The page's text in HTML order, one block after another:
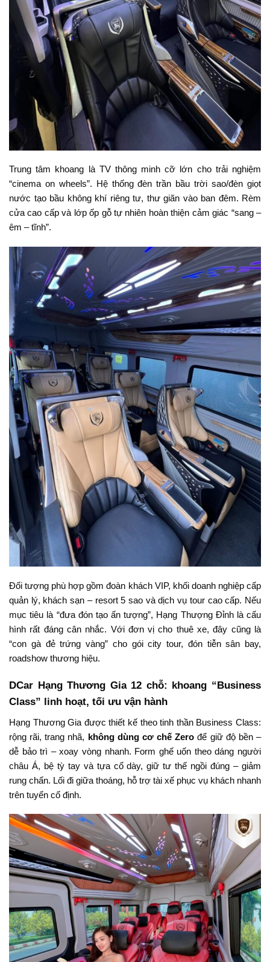
Trung tâm khoang là TV thông minh cỡ lớn cho trải nghiệm
“cinema on wheels”. Hệ thống đèn trần bầu trời sao/đèn giọt
nước tạo bầu không khí riêng tư, thư giãn vào ban đêm. Rèm
cửa cao cấp và lớp ốp gỗ tự nhiên hoàn thiện cảm giác “sang –
êm – tĩnh”.
Đối tượng phù hợp gồm đoàn khách VIP, khối doanh nghiệp cấp
quản lý, khách sạn – resort 5 sao và dịch vụ tour cao cấp. Nếu
mục tiêu là “đưa đón tạo ấn tượng”, Hạng Thượng Đỉnh là cấu
hình rất đáng cân nhắc. Với đơn vị cho thuê xe, đây cũng là
“con gà đẻ trứng vàng” cho gói city tour, đón tiễn sân bay,
roadshow thương hiệu.
DCar Hạng Thương Gia 12 chỗ: khoang “Business
Class” linh hoạt, tối ưu vận hành
Hạng Thương Gia được thiết kế theo tinh thần Business Class:
rộng rãi, trang nhã, không dùng cơ chế Zero để giữ độ bền –
dễ bảo trì – xoay vòng nhanh. Form ghế uốn theo dáng người
châu Á, bệ tỳ tay và tựa cổ dày, giữ tư thế ngồi đúng – giảm
rung chấn. Lối đi giữa thoáng, hỗ trợ tài xế phục vụ khách nhanh
trên tuyến cố định.